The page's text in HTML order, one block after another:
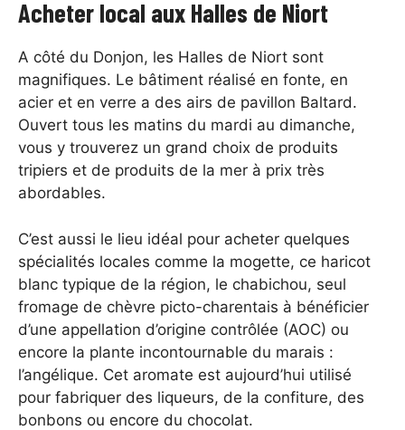
Acheter local aux Halles de Niort
A côté du Donjon, les Halles de Niort sont
magnifiques. Le bâtiment réalisé en fonte, en
acier et en verre a des airs de pavillon Baltard.
Ouvert tous les matins du mardi au dimanche,
vous y trouverez un grand choix de produits
tripiers et de produits de la mer à prix très
abordables.
C’est aussi le lieu idéal pour acheter quelques
spécialités locales comme la mogette, ce haricot
blanc typique de la région, le chabichou, seul
fromage de chèvre picto-charentais à bénéficier
d’une appellation d’origine contrôlée (AOC) ou
encore la plante incontournable du marais :
l’angélique. Cet aromate est aujourd’hui utilisé
pour fabriquer des liqueurs, de la confiture, des
bonbons ou encore du chocolat.